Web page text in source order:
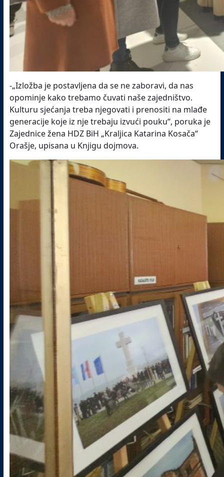
-„Izložba je postavljena da se ne zaboravi, da nas
opominje kako trebamo čuvati naše zajedništvo.
Kulturu sjećanja treba njegovati i prenositi na mlađe
generacije koje iz nje trebaju izvući pouku“, poruka je
Zajednice žena HDZ BiH „Kraljica Katarina Kosača“
Orašje, upisana u Knjigu dojmova.